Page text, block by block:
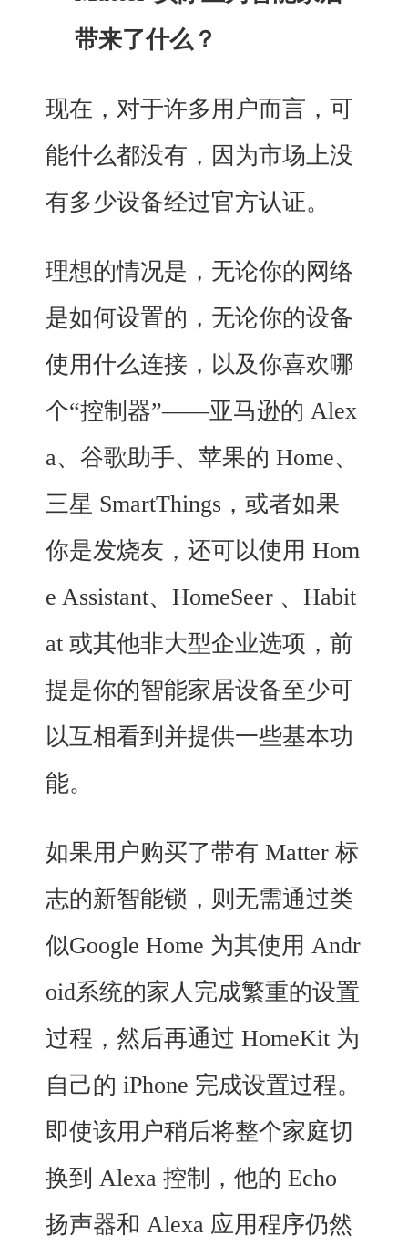
带来了什么？
现在，对于许多用户而言，可
能什么都没有，因为市场上没
有多少设备经过官方认证。
理想的情况是，无论你的网络
是如何设置的，无论你的设备
使用什么连接，以及你喜欢哪
个“控制器”——亚马逊的 Alex
a、谷歌助手、苹果的 Home、
三星 SmartThings，或者如果
你是发烧友，还可以使用 Hom
e Assistant、HomeSeer 、Habit
at 或其他非大型企业选项，前
提是你的智能家居设备至少可
以互相看到并提供一些基本功
能。
如果用户购买了带有 Matter 标
志的新智能锁，则无需通过类
似Google Home 为其使用 Andr
oid系统的家人完成繁重的设置
过程，然后再通过 HomeKit 为
自己的 iPhone 完成设置过程。
即使该用户稍后将整个家庭切
换到 Alexa 控制，他的 Echo
扬声器和 Alexa 应用程序仍然